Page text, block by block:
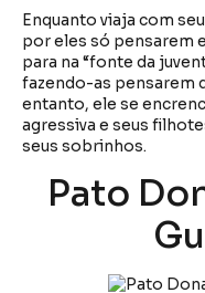
Enquanto viaja com
por eles só pensarem
para na “fonte da
fazendo-as pensarem
entanto, ele se
agressiva e seus
seus sobrinhos.
Pato